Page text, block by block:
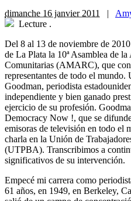
dimanche 16 janvier 2011 |
Lecture .
Del 8 al 13 de noviembre de
de La Plata la 10ª Asamblea de
Comunitarias (AMARC), que
representantes de todo el
Goodman, periodista
independiente y bien ganado
ejercicio de su profesión.
Democracy Now !, que se
emisoras de televisión en todo el
charla en la Unión de
(UTPBA). Transcribimos a
significativos de su intervención.
Empecé mi carrera como
61 años, en 1949, en Berkeley,